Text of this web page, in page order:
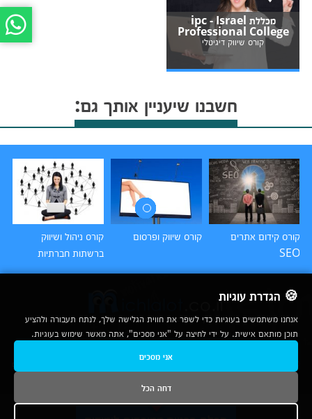
מכללת ipc - Israel
Professional College
קורס שיווק דיגיטלי
חשבנו שיעניין אותך גם:
קורס קידום אתרים
SEO
קורס שיווק ופרסום
קורס ניהול ושיווק
ברשתות חברתיות
© כל הזכויות שמורות לחברת נרד אונליין בע"מ | מכללות|
נשמח לעמוד לשירותך בטלפון
🍪 הגדרת עוגיות
אנחנו משתמשים בעוגיות כדי לשפר את חווית הגלישה שלך, לנתח תעבורה ולהציע
תוכן מותאם אישית. על ידי לחיצה על "אני מסכים", אתה מאשר שימוש בעוגיות.
אני מסכים
דחה הכל